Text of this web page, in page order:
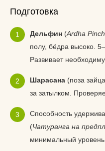
Подготовка
Дельфин (Ardha
полу, бёдра высоко.
Развивает
Шарасана (поза
за затылком.
Способность
(Чатуранга на
минимальный уровень